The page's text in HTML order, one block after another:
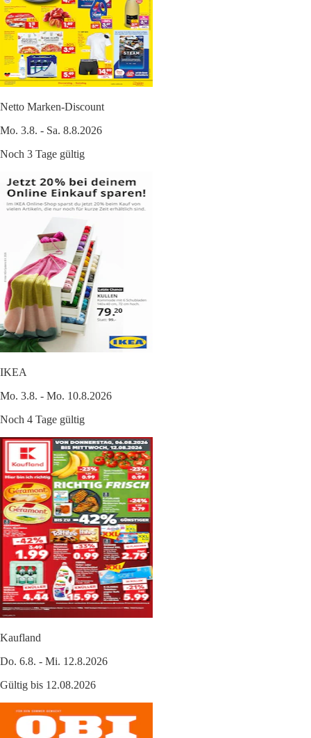
Netto Marken-Discount
Mo. 3.8. - Sa. 8.8.2026
Noch 3 Tage gültig
IKEA
Mo. 3.8. - Mo. 10.8.2026
Noch 4 Tage gültig
Kaufland
Do. 6.8. - Mi. 12.8.2026
Gültig bis 12.08.2026